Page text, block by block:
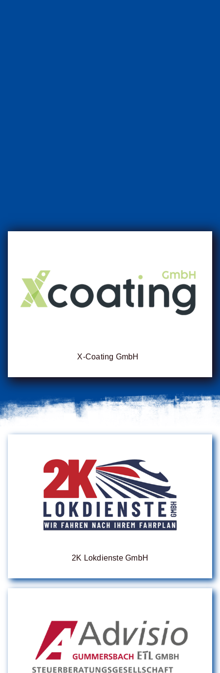
X-Coating GmbH
2K Lokdienste GmbH